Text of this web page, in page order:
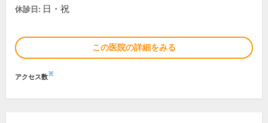
休診日: 日・祝
この医院の詳細をみる
アクセス数※